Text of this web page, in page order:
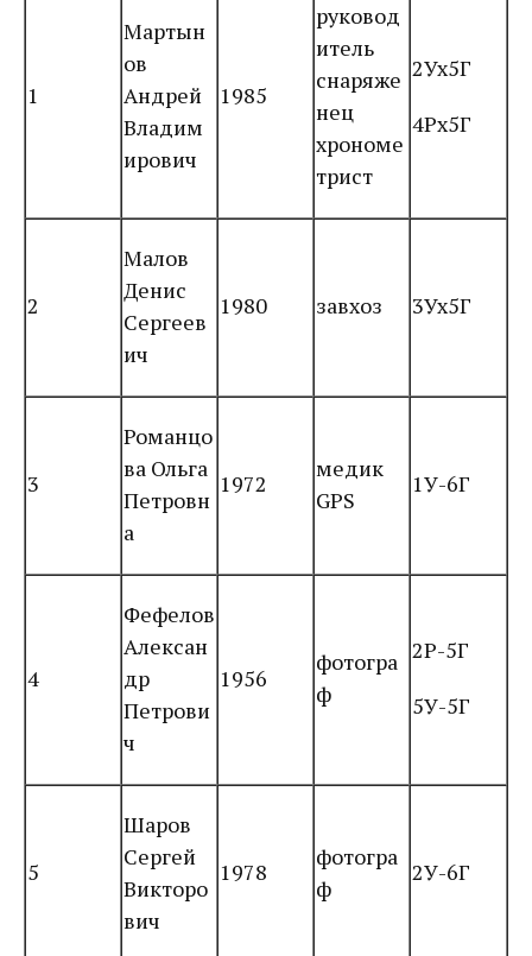
1
Мартын
ов
Андрей
Владим
ирович
1985
руковод
итель
снаряже
нец
хрономе
трист
2Ух5Г
4Рх5Г
2
Малов
Денис
Сергеев
ич
1980 завхоз 3Ух5Г
3
Романцо
ва Ольга
Петровн
а
1972
медик
GPS
1У-6Г
4
Фефелов
Алексан
др
Петрови
ч
1956
фотогра
ф
2Р-5Г
5У-5Г
5
Шаров
Сергей
Викторо
вич
1978
фотогра
ф
2У-6Г